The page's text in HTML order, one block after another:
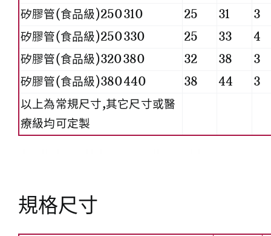
矽膠管(食品級)250310
25 31
3
矽膠管(食品級)250330
25 33
4
矽膠管(食品級)320380
32 38
3
矽膠管(食品級)380440
38 44
3
以上為常規尺寸,其它尺寸或醫
療級均可定製
規格尺寸